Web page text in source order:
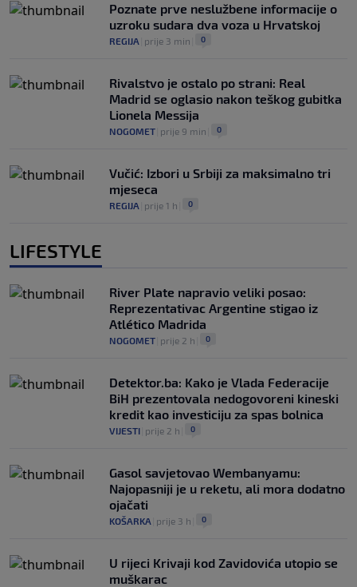
Poznate prve neslužbene informacije o
uzroku sudara dva voza u Hrvatskoj
REGIJA prije 3 min 0
Rivalstvo je ostalo po strani: Real
Madrid se oglasio nakon teškog gubitka
Lionela Messija
NOGOMET prije 9 min 0
Vučić: Izbori u Srbiji za maksimalno tri
mjeseca
REGIJA prije 1 h 0
LIFESTYLE
River Plate napravio veliki posao:
Reprezentativac Argentine stigao iz
Atlético Madrida
NOGOMET prije 2 h 0
Detektor.ba: Kako je Vlada Federacije
BiH prezentovala nedogovoreni kineski
kredit kao investiciju za spas bolnica
VIJESTI prije 2 h 0
Gasol savjetovao Wembanyamu:
Najopasniji je u reketu, ali mora dodatno
ojačati
KOŠARKA prije 3 h 0
U rijeci Krivaji kod Zavidovića utopio se
muškarac